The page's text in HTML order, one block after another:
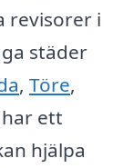
revisorer i
städer
, Töre,
ett
hjälpa